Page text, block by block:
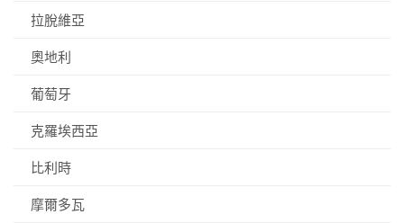
拉脫維亞
奧地利
葡萄牙
克羅埃西亞
比利時
摩爾多瓦